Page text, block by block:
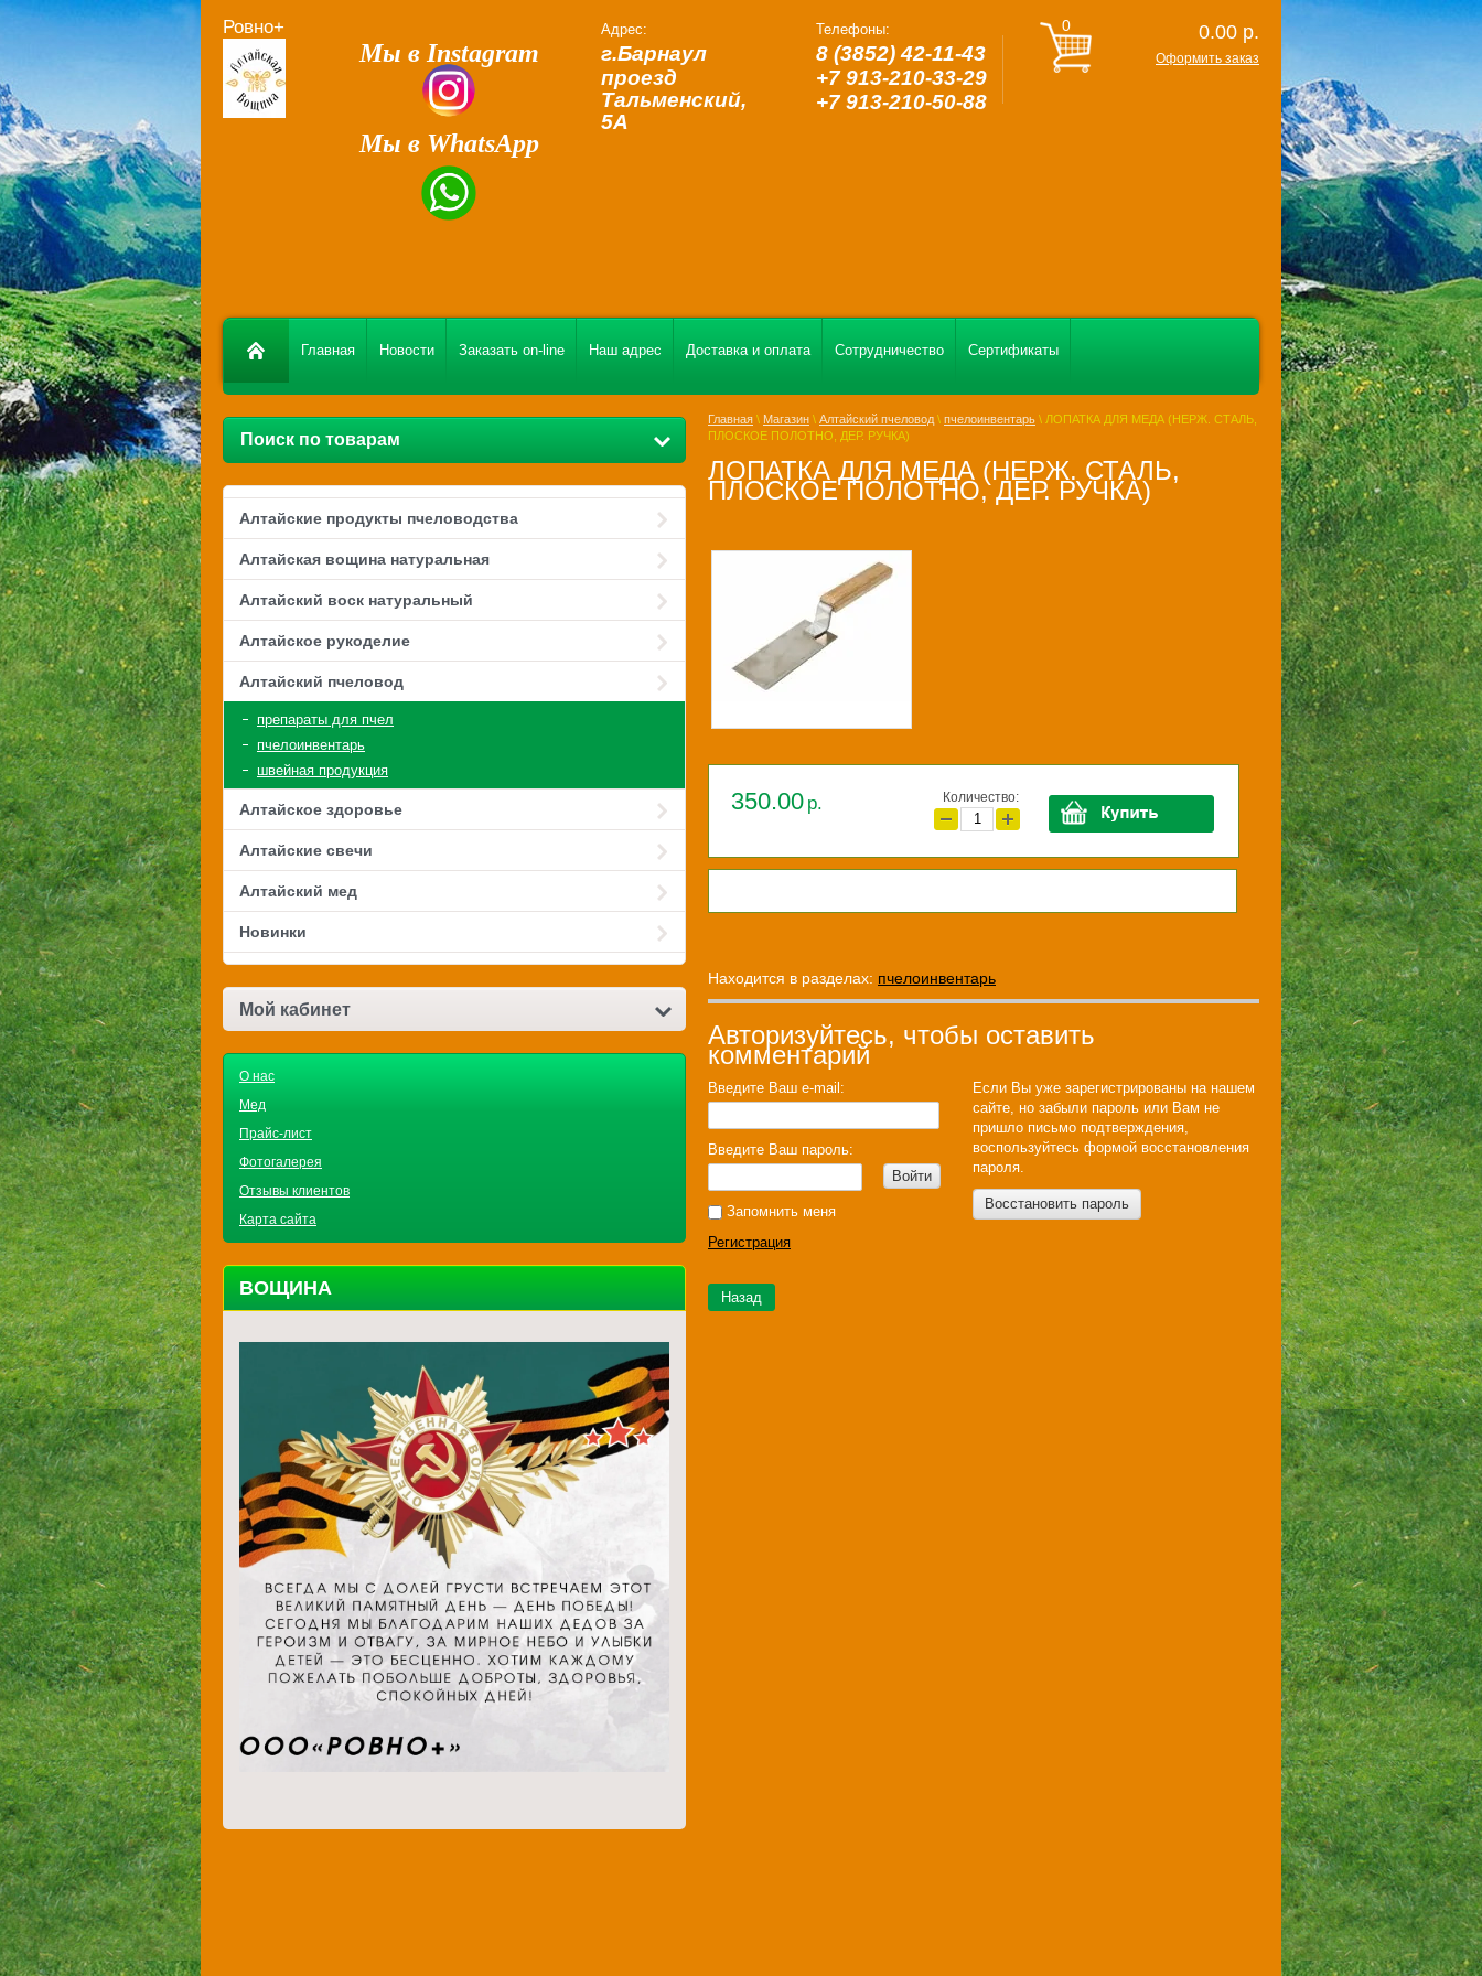
Ровно+
Мы в Instagram
Мы в WhatsApp
Адрес:
г.Барнаул
проезд
Тальменский,
5А
Телефоны:
8 (3852) 42-11-43
+7 913-210-33-29
+7 913-210-50-88
0 0.00 р.
Оформить заказ
Главная Новости Заказать on-line Наш адрес Доставка и оплата Сотрудничество Сертификаты
Поиск по товарам
Алтайские продукты пчеловодства
Алтайская вощина натуральная
Алтайский воск натуральный
Алтайское рукоделие
Алтайский пчеловод
препараты для пчел
пчелоинвентарь
швейная продукция
Алтайское здоровье
Алтайские свечи
Алтайский мед
Новинки
Мой кабинет
О нас
Мед
Прайс-лист
Фотогалерея
Отзывы клиентов
Карта сайта
ВОЩИНА
Главная \ Магазин \ Алтайский пчеловод \ пчелоинвентарь \ ЛОПАТКА ДЛЯ МЕДА (НЕРЖ. СТАЛЬ,
ПЛОСКОЕ ПОЛОТНО, ДЕР. РУЧКА)
ЛОПАТКА ДЛЯ МЕДА (НЕРЖ. СТАЛЬ,
ПЛОСКОЕ ПОЛОТНО, ДЕР. РУЧКА)
350.00 р. Количество:
Находится в разделах: пчелоинвентарь
Авторизуйтесь, чтобы оставить
комментарий
Введите Ваш e-mail:
Введите Ваш пароль:
Войти
Запомнить меня
Регистрация
Если Вы уже зарегистрированы на нашем
сайте, но забыли пароль или Вам не
пришло письмо подтверждения,
воспользуйтесь формой восстановления
пароля.
Восстановить пароль
Назад